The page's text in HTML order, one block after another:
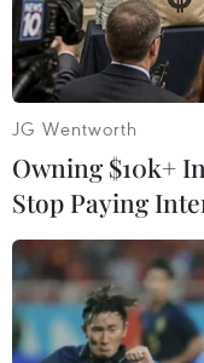
danh sách của
06/03/2019 13:55
JG Wentworth
Owning $10k+
Stop Paying